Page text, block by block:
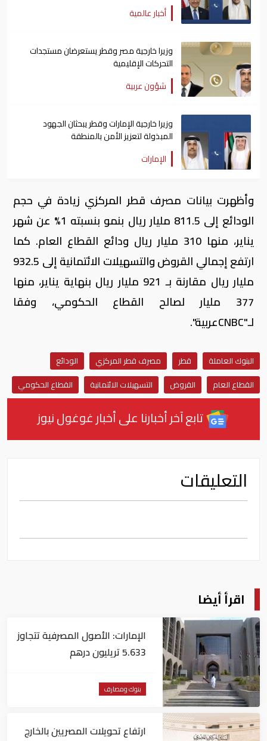
أخبار عالمية
وزيرا خارجية مصر وقطر يستعرضان مستجدات
التحركات الإقليمية
شؤون عربية
وزيرا خارجية الإمارات وقطر يبحثان الجهود
المبذولة لتعزيز الأمن بالمنطقة
الإمارات
وأظهرت بيانات مصرف قطر المركزي زيادة في حجم
الودائع إلى 811.5 مليار ريال بنمو بنسبته 1% عن شهر
يناير، منها 310 مليار ريال ودائع القطاع العام. كما
ارتفع إجمالي القروض والتسهيلات الائتمانية إلى 932.5
مليار ريال مقارنة بـ 921 مليار ريال بنهاية يناير، منها
377 مليار لصالح القطاع الحكومي، وفقا
لـ"CNBCعربية".
البنوك العاملة قطر مصرف قطر المركزي
الودائع
القطاع العام
القروض التسهيلات الائتمانية القطاع الحكومي
تابع آخر أخبارنا على أخبار غوغول نيوز
التعليقات
اقرأ أيضا
الإمارات: الأصول المصرفية تتجاوز
5.633 تريليون درهم
بنوك ومصارف
ارتفاع تحويلات المصريين بالخارج